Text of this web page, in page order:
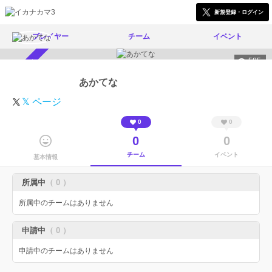
新規登録・ログイン
プレイヤー チーム イベント
585
あかてな
𝕏 ページ
基本情報
0
0
チーム
0
0
イベント
所属中 （ 0 ）
所属中のチームはありません
申請中 （ 0 ）
申請中のチームはありません